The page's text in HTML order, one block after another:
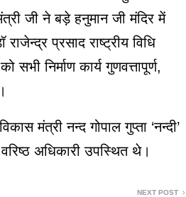
जी ने बड़े हनुमान जी मंदिर में
प्रसाद राष्ट्रीय विधि
सभी निर्माण कार्य गुणवत्तापूर्ण,
मंत्री नन्द गोपाल गुप्ता ‘नन्दी’
अधिकारी उपस्थित थे।
NEXT POST